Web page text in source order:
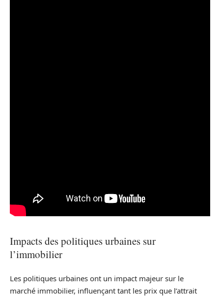
Impacts des politiques urbaines sur
l’immobilier
Les politiques urbaines ont un impact majeur sur le
marché immobilier, influençant tant les prix que l’attrait